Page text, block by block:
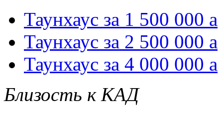
Таунхаус за 1 500 000 a
Таунхаус за 2 500 000 a
Таунхаус за 4 000 000 a
Близость к КАД